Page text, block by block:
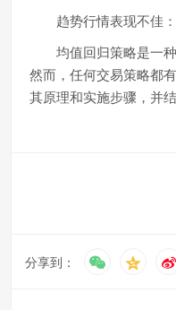
趋势行情表现不佳
均值回归策略是一
然而，任何交易策略都
其原理和实施步骤，并
分享到：